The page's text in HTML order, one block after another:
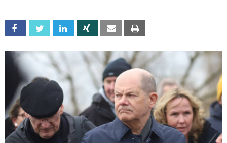
Facebook Twitter Linkedin Xing Email